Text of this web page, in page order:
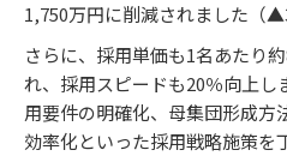
1,750万円に削減されました（
さらに、採用単価も1名あたり
れ、採用スピードも20％向上
用要件の明確化、母集団形成方
効率化といった採用戦略施策を